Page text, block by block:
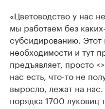
«Цветоводство у нас
мы работаем без
субсидированию. Этот
необходимости и тут
предъявляет, просто
нас есть, что-то не
выросло, лежат на
порядка 1700 луковиц